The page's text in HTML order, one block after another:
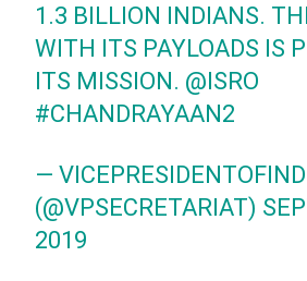
1.3 BILLION INDIANS.
WITH ITS PAYLOADS IS
ITS MISSION. @ISRO
#CHANDRAYAAN2
—
(@VPSECRETARIAT)
2019